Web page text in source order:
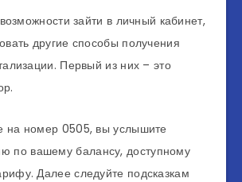
зайти в личный кабинет,
другие способы получения
Первый из них – это
на номер 0505, вы услышите
по вашему балансу, доступному
Далее следуйте подсказкам